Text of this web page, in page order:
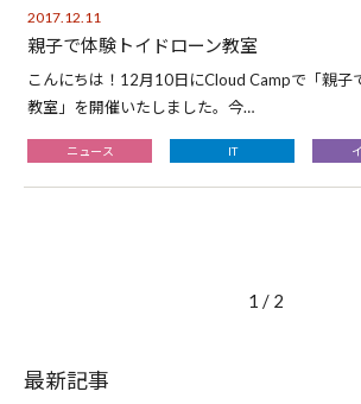
2017.12.11
親子で体験トイドローン教室
こんにちは！12月10日にCloud Campで「親子
教室」を開催いたしました。今…
ニュース IT
1 / 2
最新記事